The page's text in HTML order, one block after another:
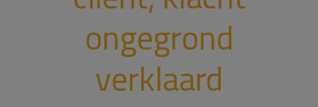
ongegrond
verklaard